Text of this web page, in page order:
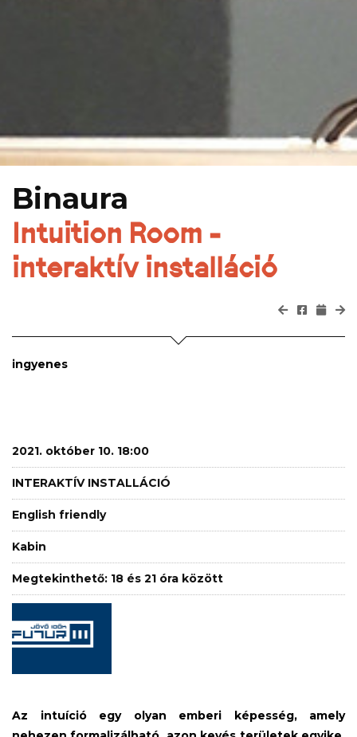
Binaura
Intuition Room -
interaktív installáció
ingyenes
2021. október 10. 18:00
INTERAKTÍV INSTALLÁCIÓ
English friendly
Kabin
Megtekinthető: 18 és 21 óra között
Az intuíció egy olyan emberi képesség, amely